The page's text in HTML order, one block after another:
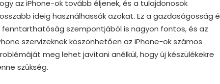
az iPhone-ok tovább éljenek, és a tulajdonosok
ideig használhassák azokat. Ez a gazdaságosság
fenntarthatóság szempontjából is nagyon fontos, és az
szervizeknek köszönhetően az iPhone-ok számos
meg lehet javítani anélkül, hogy új készülékekre
szükség.